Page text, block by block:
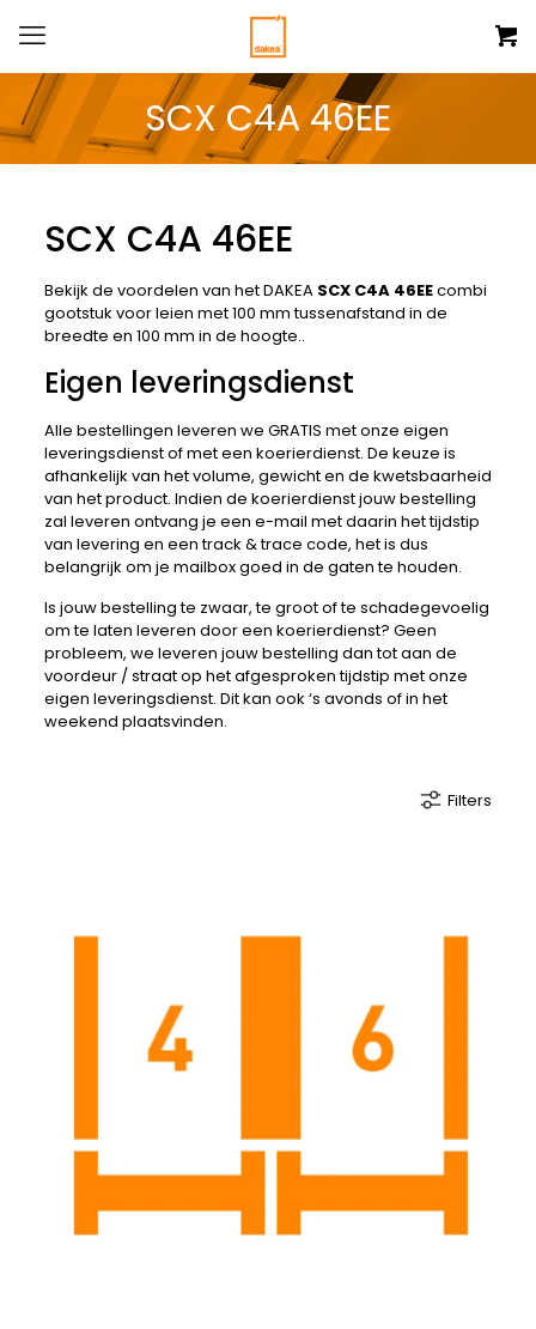
SCX C4A 46EE
SCX C4A 46EE
Bekijk de voordelen van het DAKEA SCX C4A 46EEcombi
gootstuk voor leien met 100 mm tussenafstand in de
breedte en 100 mm in de hoogte..
Eigen leveringsdienst
Alle bestellingen leveren we GRATIS met onze eigen
leveringsdienst of met een koerierdienst. De keuze is
afhankelijk van het volume, gewicht en de kwetsbaarheid
van het product. Indien de koerierdienst jouw bestelling
zal leveren ontvang je een e-mail met daarin het tijdstip
van levering en een track & trace code, het is dus
belangrijk om je mailbox goed in de gaten te houden.
Is jouw bestelling te zwaar, te groot of te schadegevoelig
om te laten leveren door een koerierdienst? Geen
probleem, we leveren jouw bestelling dan tot aan de
voordeur / straat op het afgesproken tijdstip met onze
eigen leveringsdienst. Dit kan ook ‘s avonds of in het
weekend plaatsvinden.
Filters